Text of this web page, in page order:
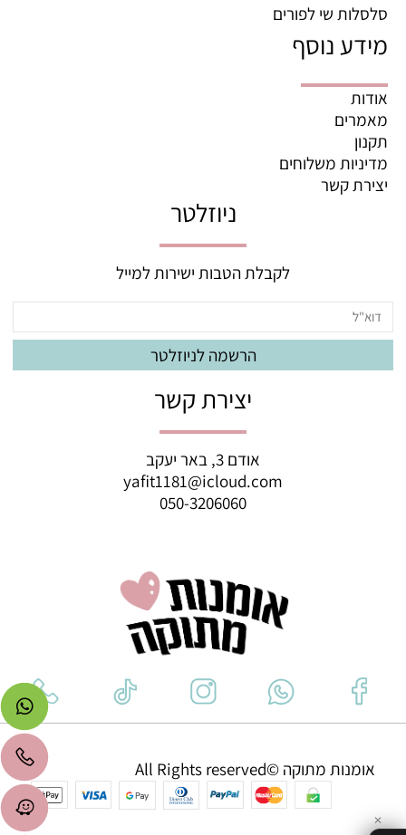
סלסלות שי לפורים
מידע נוסף
אודות
מאמרים
תקנון
מדיניות משלוחים
יצירת קשר
ניוזלטר
לקבלת הטבות ישירות למייל
יצירת קשר
אודם 3, באר יעקב
yafit1181@icloud.com
050-3206060
אומנות מתוקה ©All Rights reserved
✕